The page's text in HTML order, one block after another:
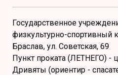
Государственное
физкультурно-спортивный
Браслав, ул. Советская, 69
Пункт проката (ЛЕТНЕГО) -
Дривяты (ориентир -